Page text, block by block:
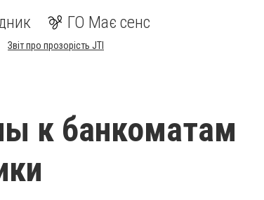
ГО Має сенс
Звіт про прозорість JTI
к банкоматам